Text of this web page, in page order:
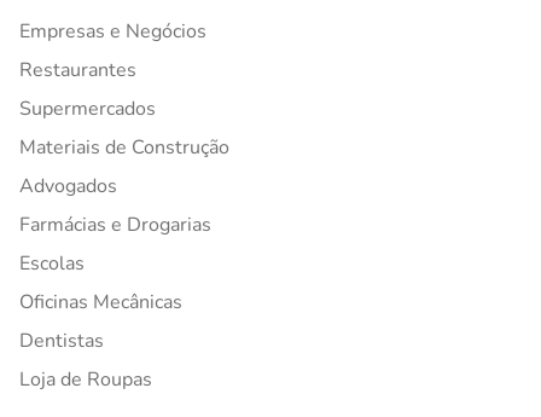
Empresas e Negócios
Restaurantes
Supermercados
Materiais de Construção
Advogados
Farmácias e Drogarias
Escolas
Oficinas Mecânicas
Dentistas
Loja de Roupas